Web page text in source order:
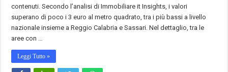
contenuti. Secondo l’analisi di Immobiliare it Insights, i valori
superano di poco i 3 euro al metro quadrato, tra i più bassi a livello
nazionale insieme a Reggio Calabria e Sassari. Nel dettaglio, tra le
aree con …
Leggi Tutto »